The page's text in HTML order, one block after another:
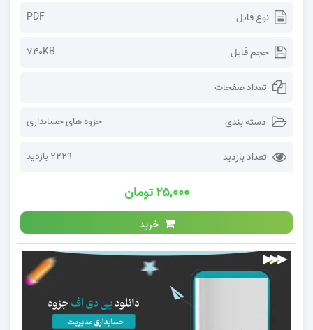
نوع فایل PDF
حجم فایل 740KB
تعداد صفحات
دسته بندی جزوه های حسابداری
تعداد بازدید 2229 بازدید
۲۵,۰۰۰ تومان
خرید